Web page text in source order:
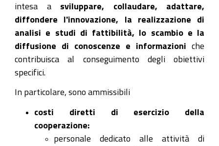
intesa a sviluppare, collaudare, adattare,
diffondere l'innovazione, la realizzazione di
analisi e studi di fattibilità, lo scambio e la
diffusione di conoscenze e informazioni che
contribuisca al conseguimento degli obiettivi
specifici.
In particolare, sono ammissibili
costi diretti di esercizio della
cooperazione:
personale dedicato alle attività di